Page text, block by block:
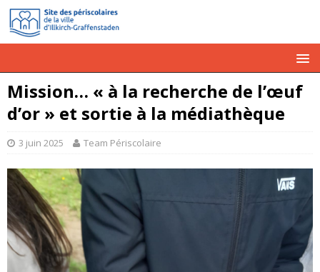
Mission… « à la recherche de l’œuf
d’or » et sortie à la médiathèque
3 juin 2025 Team Périscolaire